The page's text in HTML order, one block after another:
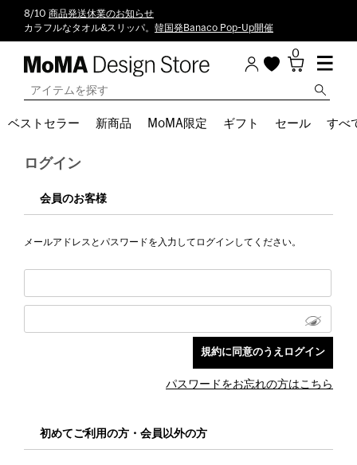
8/10 商品発送休業のお知らせ
カラフルなタオル&スリッパ。 韓国発Banaco Pop-Up開催
0
ベストセラー 新商品 MoMA限定 ギフト セール すべ
ログイン
会員のお客様
メールアドレスとパスワードを入力してログインしてください。
パスワードをお忘れの方はこちら
初めてご利用の方・会員以外の方